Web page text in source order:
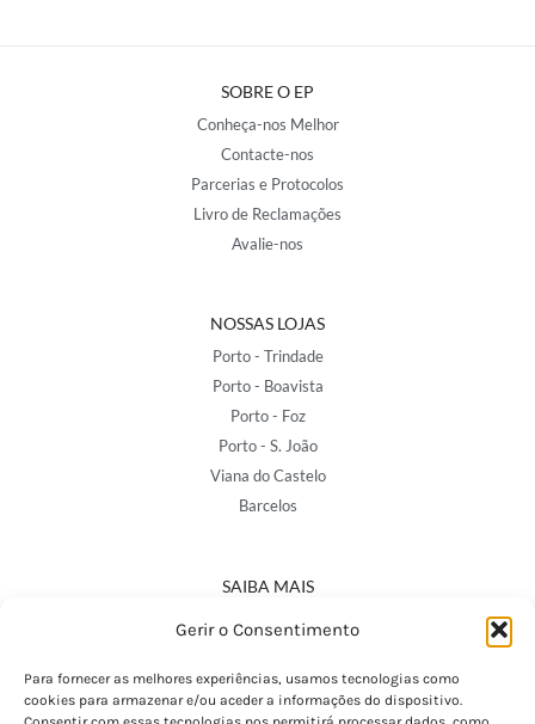
Gerir o Consentimento
Para fornecer as melhores experiências, usamos tecnologias como
cookies para armazenar e/ou aceder a informações do dispositivo.
SOBRE O EP
Conheça-nos Melhor
Contacte-nos
Parcerias e Protocolos
Livro de Reclamações
Avalie-nos
NOSSAS LOJAS
Porto - Trindade
Porto - Boavista
Porto - Foz
Porto - S. João
Viana do Castelo
Barcelos
SAIBA MAIS
Política de Privacidade
Termos e Condições
Perguntas Frequentes